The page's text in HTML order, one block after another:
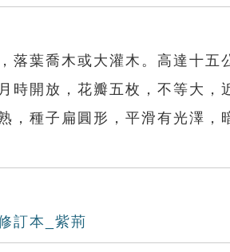
落葉喬木或大灌木。高達十
時開放，花瓣五枚，不等大
，種子扁圓形，平滑有光澤
訂本_紫荊